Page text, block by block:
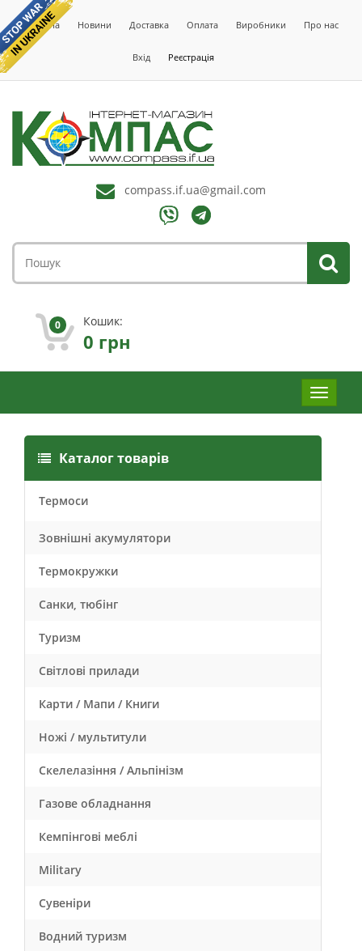
Головна Новини Доставка Оплата Виробники Про нас
Вхід Реєстрація
compass.if.ua@gmail.com
0 Кошик:
0 грн
Меню
Каталог товарів
Термоси
Зовнішні акумулятори
Термокружки
Санки, тюбінг
Туризм
Світлові прилади
Карти / Мапи / Книги
Ножі / мультитули
Скелелазіння / Альпінізм
Газове обладнання
Кемпінгові меблі
Military
Сувеніри
Водний туризм